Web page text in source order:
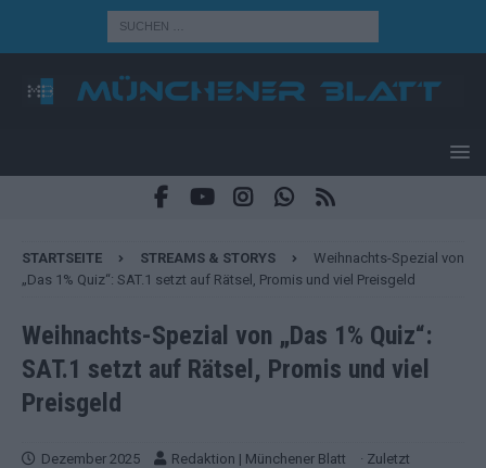
STARTSEITE STREAMS & STORYS
Weihnachts-Spezial von
„Das 1% Quiz“: SAT.1 setzt auf Rätsel, Promis und viel Preisgeld
Weihnachts-Spezial von „Das 1% Quiz“:
SAT.1 setzt auf Rätsel, Promis und viel
Preisgeld
Dezember 2025 Redaktion | Münchener Blatt
· Zuletzt